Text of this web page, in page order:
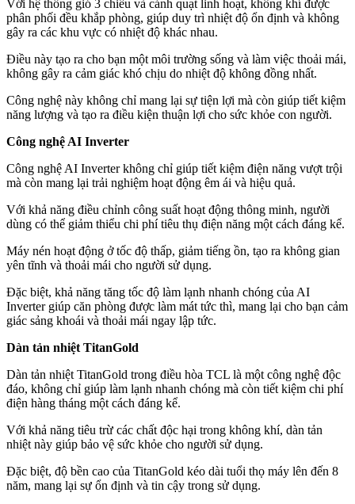
Với hệ thống gió 3 chiều và cánh quạt linh hoạt, không khí được
phân phối đều khắp phòng, giúp duy trì nhiệt độ ổn định và không
gây ra các khu vực có nhiệt độ khác nhau.
Điều này tạo ra cho bạn một môi trường sống và làm việc thoải mái,
không gây ra cảm giác khó chịu do nhiệt độ không đồng nhất.
Công nghệ này không chỉ mang lại sự tiện lợi mà còn giúp tiết kiệm
năng lượng và tạo ra điều kiện thuận lợi cho sức khỏe con người.
Công nghệ AI Inverter
Công nghệ AI Inverter không chỉ giúp tiết kiệm điện năng vượt trội
mà còn mang lại trải nghiệm hoạt động êm ái và hiệu quả.
Với khả năng điều chỉnh công suất hoạt động thông minh, người
dùng có thể giảm thiểu chi phí tiêu thụ điện năng một cách đáng kể.
Máy nén hoạt động ở tốc độ thấp, giảm tiếng ồn, tạo ra không gian
yên tĩnh và thoải mái cho người sử dụng.
Đặc biệt, khả năng tăng tốc độ làm lạnh nhanh chóng của AI
Inverter giúp căn phòng được làm mát tức thì, mang lại cho bạn cảm
giác sảng khoái và thoải mái ngay lập tức.
Dàn tản nhiệt TitanGold
Dàn tản nhiệt TitanGold trong điều hòa TCL là một công nghệ độc
đáo, không chỉ giúp làm lạnh nhanh chóng mà còn tiết kiệm chi phí
điện hàng tháng một cách đáng kể.
Với khả năng tiêu trừ các chất độc hại trong không khí, dàn tản
nhiệt này giúp bảo vệ sức khỏe cho người sử dụng.
Đặc biệt, độ bền cao của TitanGold kéo dài tuổi thọ máy lên đến 8
năm, mang lại sự ổn định và tin cậy trong sử dụng.